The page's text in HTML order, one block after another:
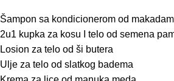
Šampon sa kondicionerom od
2u1 kupka za kosu I telo od semena
Losion za telo od ši butera
Ulje za telo od slatkog badema